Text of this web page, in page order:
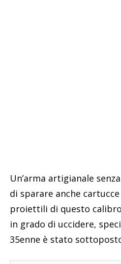
Un’arma artigianale
di sparare anche
proiettili di questo
in grado di uccidere,
35enne è stato